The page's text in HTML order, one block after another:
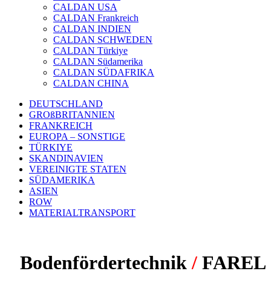
CALDAN USA
CALDAN Frankreich
CALDAN INDIEN
CALDAN SCHWEDEN
CALDAN Türkiye
CALDAN Südamerika
CALDAN SÜDAFRIKA
CALDAN CHINA
DEUTSCHLAND
GROßBRITANNIEN
FRANKREICH
EUROPA – SONSTIGE
TÜRKIYE
SKANDINAVIEN
VEREINIGTE STATEN
SÜDAMERIKA
ASIEN
ROW
MATERIALTRANSPORT
Bodenfördertechnik/ FAREL